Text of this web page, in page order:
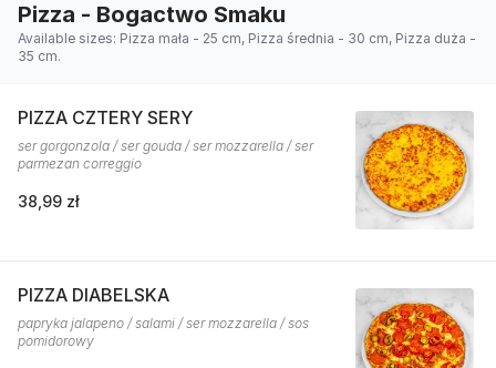
Pizza - Bogactwo Smaku
Available sizes: Pizza mała - 25 cm, Pizza średnia - 30 cm, Pizza duża -
35 cm.
PIZZA CZTERY SERY
ser gorgonzola / ser gouda / ser mozzarella / ser
parmezan correggio
38,99 zł
PIZZA DIABELSKA
papryka jalapeno / salami / ser mozzarella / sos
pomidorowy